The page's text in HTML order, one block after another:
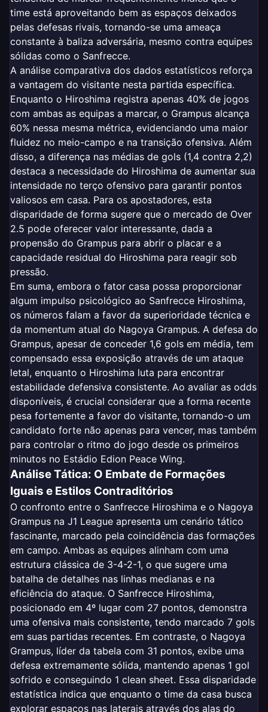
time está aproveitando bem as espaços deixados
pelas defesas rivais, tornando-se uma ameaça
constante à baliza adversária, mesmo contra equipes
sólidas como o Sanfrecce.
A análise comparativa dos dados estatísticos reforça
a vantagem do visitante nesta partida específica.
Enquanto o Hiroshima registra apenas 40% de jogos
com ambas as equipas a marcar, o Grampus alcança
60% nessa mesma métrica, evidenciando uma maior
fluidez no meio-campo e na transição ofensiva. Além
disso, a diferença nas médias de gols (1,4 contra 2,2)
destaca a necessidade do Hiroshima de aumentar sua
intensidade no terço ofensivo para garantir pontos
valiosos em casa. Para os apostadores, esta
disparidade de forma sugere que o mercado de Over
2.5 pode oferecer valor interessante, dada a
propensão do Grampus para abrir o placar e a
capacidade residual do Hiroshima para reagir sob
pressão.
Em suma, embora o fator casa possa proporcionar
algum impulso psicológico ao Sanfrecce Hiroshima,
os números falam a favor da superioridade técnica e
da momentum atual do Nagoya Grampus. A defesa do
Grampus, apesar de conceder 1,6 gols em média, tem
compensado essa exposição através de um ataque
letal, enquanto o Hiroshima luta para encontrar
estabilidade defensiva consistente. Ao avaliar as odds
disponíveis, é crucial considerar que a forma recente
pesa fortemente a favor do visitante, tornando-o um
candidato forte não apenas para vencer, mas também
para controlar o ritmo do jogo desde os primeiros
minutos no Estádio Edion Peace Wing.
Análise Tática: O Embate de Formações
Iguais e Estilos Contraditórios
O confronto entre o Sanfrecce Hiroshima e o Nagoya
Grampus na J1 League apresenta um cenário tático
fascinante, marcado pela coincidência das formações
em campo. Ambas as equipes alinham com uma
estrutura clássica de 3-4-2-1, o que sugere uma
batalha de detalhes nas linhas medianas e na
eficiência do ataque. O Sanfrecce Hiroshima,
posicionado em 4º lugar com 27 pontos, demonstra
uma ofensiva mais consistente, tendo marcado 7 gols
em suas partidas recentes. Em contraste, o Nagoya
Grampus, líder da tabela com 31 pontos, exibe uma
defesa extremamente sólida, mantendo apenas 1 gol
sofrido e conseguindo 1 clean sheet. Essa disparidade
estatística indica que enquanto o time da casa busca
explorar espaços nas laterais através dos alas do